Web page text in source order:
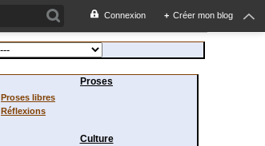
Connexion + Créer mon blog
Proses
Proses libres
Réflexions
Culture